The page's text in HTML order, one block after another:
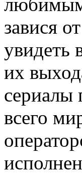
завися
увидеть
их
сериалы
всего